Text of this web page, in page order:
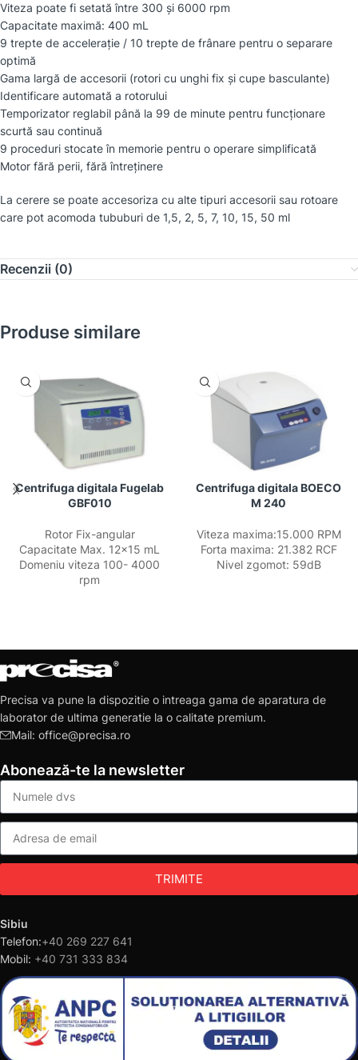
Viteza poate fi setată între 300 și 6000 rpm
Capacitate maximă: 400 mL
9 trepte de accelerație / 10 trepte de frânare pentru o separare
optimă
Gama largă de accesorii (rotori cu unghi fix și cupe basculante)
Identificare automată a rotorului
Temporizator reglabil până la 99 de minute pentru funcționare
scurtă sau continuă
9 proceduri stocate în memorie pentru o operare simplificată
Motor fără perii, fără întreținere
La cerere se poate accesoriza cu alte tipuri accesorii sau rotoare
care pot acomoda tububuri de 1,5, 2, 5, 7, 10, 15, 50 ml
Recenzii (0)
Produse similare
Centrifuga digitala Fugelab
GBF010
Rotor Fix-angular
Capacitate Max. 12×15 mL
Domeniu viteza 100- 4000
rpm
Centrifuga digitala BOECO
M 240
Viteza maxima:15.000 RPM
Forta maxima: 21.382 RCF
Nivel zgomot: 59dB
Precisa va pune la dispozitie o intreaga gama de aparatura de
laborator de ultima generatie la o calitate premium.
Mail: office@precisa.ro
Abonează-te la newsletter
TRIMITE
Sibiu
Telefon:+40 269 227 641
Mobil: +40 731 333 834